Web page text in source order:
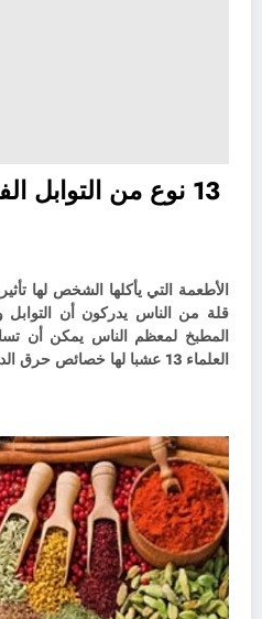
13 نوع من التوابل الفعالة لفقدان الوزن
الأطعمة التي يأكلها الشخص لها
قلة من الناس يدركون أن
المطبخ لمعظم الناس يمكن أن
العلماء 13 عشبا لها خصائص حرق الدهون.